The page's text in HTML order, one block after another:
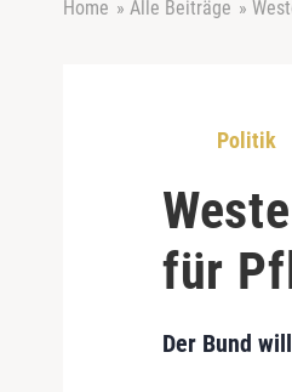
Home » Alle Beiträge »
Politik
für
Der Bund